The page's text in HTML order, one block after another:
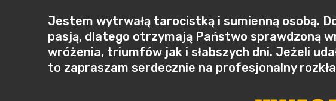
Jestem wytrwałą tarocistką i sumienną osobą.
pasją, dlatego otrzymają Państwo sprawdzoną
wróżenia, triumfów jak i słabszych dni. Jeżeli
to zapraszam serdecznie na profesjonalny